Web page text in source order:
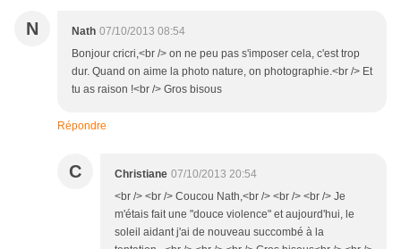
N Nath 07/10/2013 08:54
Bonjour cricri,<br /> on ne peu pas s'imposer cela, c'est trop
dur. Quand on aime la photo nature, on photographie.<br /> Et
tu as raison !<br /> Gros bisous
Répondre
C Christiane 07/10/2013 20:54
<br /> <br /> Coucou Nath,<br /> <br /> <br /> Je
m'étais fait une "douce violence" et aujourd'hui, le
soleil aidant j'ai de nouveau succombé à la